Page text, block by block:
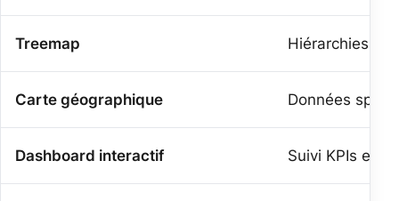
Treemap Hiérarchies et
Carte géographique Données
Dashboard interactif Suivi KPIs en